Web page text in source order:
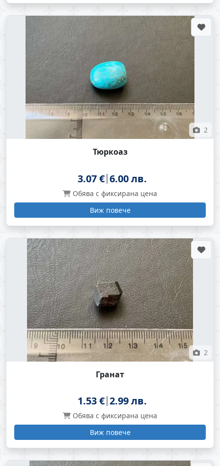
2
Тюркоаз
3.07 € 6.00 лв.
Обява с фиксирана цена
Виж повече
2
Гранат
1.53 € 2.99 лв.
Обява с фиксирана цена
Виж повече